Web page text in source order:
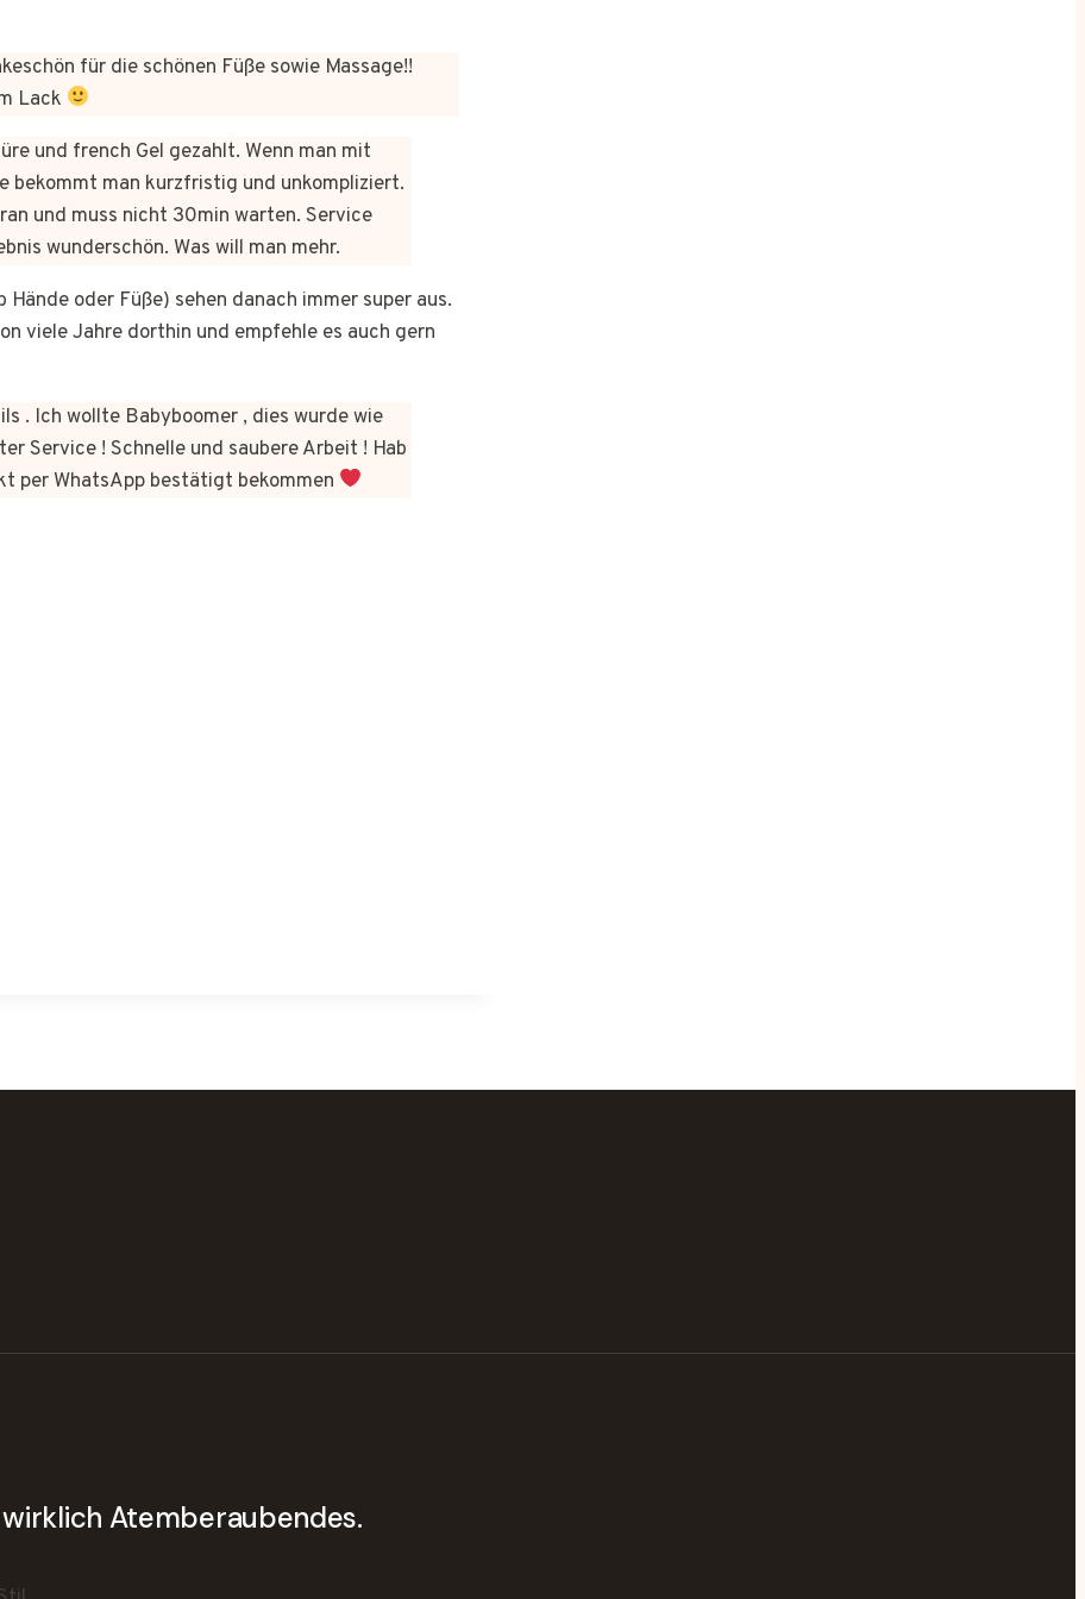
für die schönen Füße sowie Massage!!
Lack
und french Gel gezahlt. Wenn man mit
bekommt man kurzfristig und unkompliziert.
und muss nicht 30min warten. Service
wunderschön. Was will man mehr.
oder Füße) sehen danach immer super aus.
viele Jahre dorthin und empfehle es auch gern
. Ich wollte Babyboomer , dies wurde wie
Service ! Schnelle und saubere Arbeit ! Hab
per WhatsApp bestätigt bekommen
Atemberaubendes.